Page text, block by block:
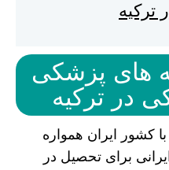
ترکیه
های پزشکی
در ترکیه
کشور ایران همواره
برای تحصیل در